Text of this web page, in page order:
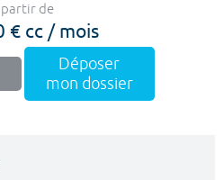
de
€ cc / mois
Déposer
mon dossier